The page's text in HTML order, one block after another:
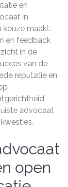
en
in
maakt.
en feedback
in de
van de
reputatie en
advocaat
open